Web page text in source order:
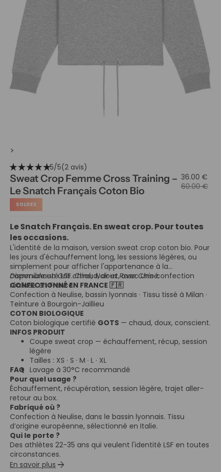
>
star_ratestar_ratestar_ratestar_ratestar_rate5/5(2 avis)
Sweat Crop Femme Cross Training –
Le Snatch Français Coton Bio
36.00 €
60.00 €
SOLDES
Le Snatch Français. En sweat crop. Pour toutes
les occasions.
L'identité de la maison, version sweat crop coton bio. Pour
les jours d'échauffement long, les sessions légères, ou
simplement pour afficher l'appartenance à la
communauté LSF. Chaud, doux, avec une confection
réalisée en France.
Disponible en Gris chiné, Noir et Rose Chiné.
CONFECTIONNÉ EN FRANCE 🇫🇷
Confection à Neulise, bassin lyonnais · Tissu tissé à Milan ·
Teinture à Bourgoin-Jaillieu
COTON BIOLOGIQUE
Coton biologique certifié GOTS — chaud, doux, conscient.
INFOS PRODUIT
Coupe sweat crop — échauffement, récup, session
légère
Tailles : XS · S · M · L · XL
Lavage à 30°C recommandé
FAQ
Pour quel usage ?
Échauffement, récupération, session légère, trajet aller-
retour au box.
Fabriqué où ?
Confection à Neulise, dans le bassin lyonnais. Tissu
d’origine européenne, sélectionné en Italie.
Qui le porte ?
Des athlètes 22-35 ans qui veulent l'identité LSF en toutes
circonstances.
En savoir plus arrow_forward